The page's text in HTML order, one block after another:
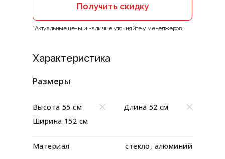
Получить скидку
*Актуальные цены и наличие уточняйте у менеджеров
Характеристика
Размеры
Высота 55 см
Длина 52 см
Ширина 152 см
Материал
стекло, алюминий